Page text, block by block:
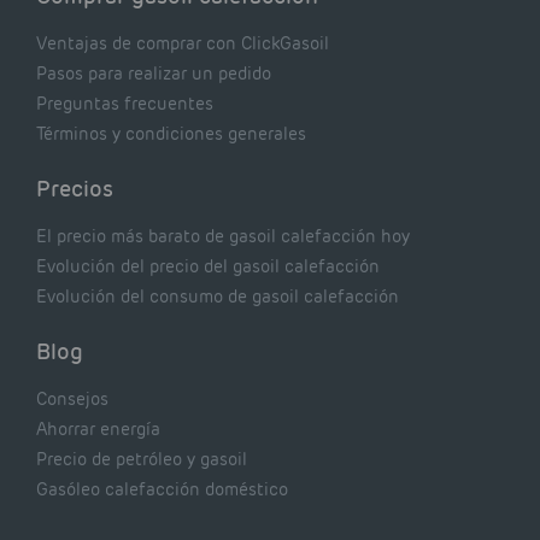
Ventajas de comprar con ClickGasoil
Pasos para realizar un pedido
Preguntas frecuentes
Términos y condiciones generales
Precios
El precio más barato de gasoil calefacción hoy
Evolución del precio del gasoil calefacción
Evolución del consumo de gasoil calefacción
Blog
Consejos
Ahorrar energía
Precio de petróleo y gasoil
Gasóleo calefacción doméstico